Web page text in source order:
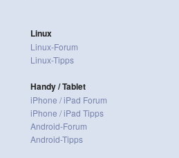
Linux
Linux-Forum
Linux-Tipps
Handy / Tablet
iPhone / iPad Forum
iPhone / iPad Tipps
Android-Forum
Android-Tipps